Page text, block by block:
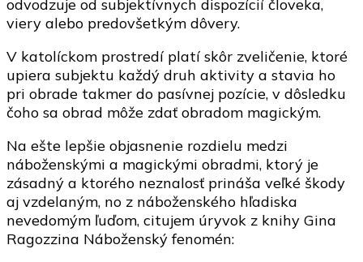
odvodzuje od subjektívnych dispozícií človeka,
viery alebo predovšetkým dôvery.
V katolíckom prostredí platí skôr zveličenie, ktoré
upiera subjektu každý druh aktivity a stavia ho
pri obrade takmer do pasívnej pozície, v dôsledku
čoho sa obrad môže zdať obradom magickým.
Na ešte lepšie objasnenie rozdielu medzi
náboženskými a magickými obradmi, ktorý je
zásadný a ktorého neznalosť prináša veľké škody
aj vzdelaným, no z náboženského hľadiska
nevedomým ľuďom, citujem úryvok z knihy Gina
Ragozzina Náboženský fenomén: